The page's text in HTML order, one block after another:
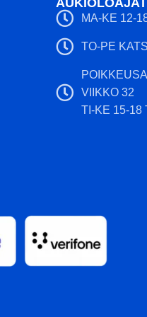
mukavan otteen kiekosta.
muoviin on sekoitettu
värisävyjä, jonka
MA-KE 12-
TO-PE
VIIKKO 32
TI-KE 15-18